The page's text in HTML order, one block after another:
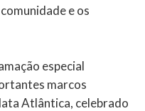
e os
especial
marcos
Atlântica, celebrado